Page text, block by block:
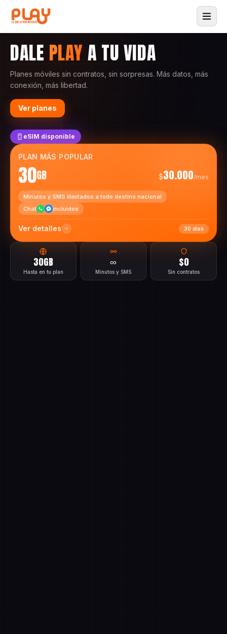
DALE PLAYA TU VIDA
Planes móviles sin contratos, sin sorpresas. Más datos, más
conexión, más libertad.
Ver planes
eSIM disponible
PLAN MÁS POPULAR
30GB $30.000/mes
Minutos y SMS ilimitados a todo destino nacional
Chat
incluidos
Ver detalles 30 días
30GB
Hasta en tu plan
∞
Minutos y SMS
$0
Sin contratos